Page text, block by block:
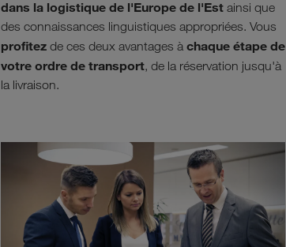
dans la logistique de l'Europe de l'Est ainsi que
des connaissances linguistiques appropriées. Vous
profitez de ces deux avantages à chaque étape de
votre ordre de transport, de la réservation jusqu'à
la livraison.